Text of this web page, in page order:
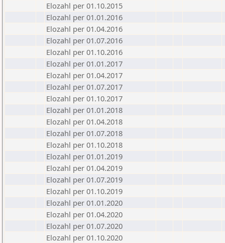
Elozahl per 01.10.2015
Elozahl per 01.01.2016
Elozahl per 01.04.2016
Elozahl per 01.07.2016
Elozahl per 01.10.2016
Elozahl per 01.01.2017
Elozahl per 01.04.2017
Elozahl per 01.07.2017
Elozahl per 01.10.2017
Elozahl per 01.01.2018
Elozahl per 01.04.2018
Elozahl per 01.07.2018
Elozahl per 01.10.2018
Elozahl per 01.01.2019
Elozahl per 01.04.2019
Elozahl per 01.07.2019
Elozahl per 01.10.2019
Elozahl per 01.01.2020
Elozahl per 01.04.2020
Elozahl per 01.07.2020
Elozahl per 01.10.2020